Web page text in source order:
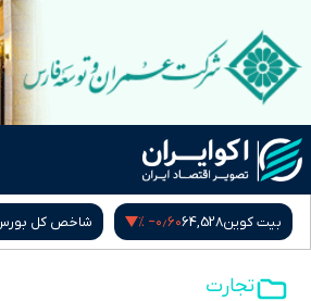
بیت کوین64,528‎−۰٫۶۰ % شاخص کل
تجارت